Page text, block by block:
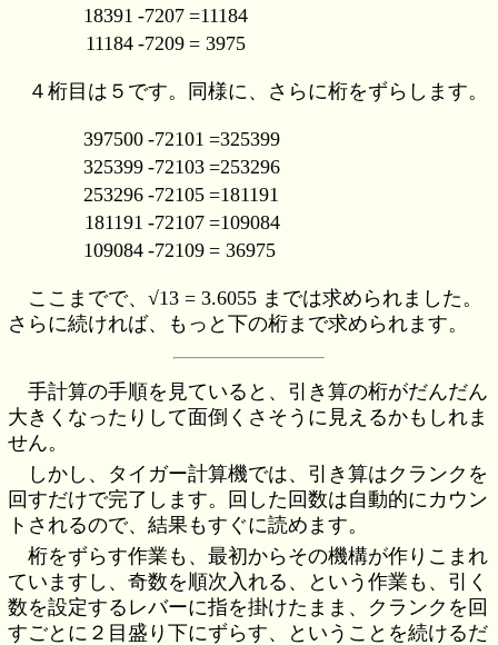
18391 -7207 =11184
11184 -7209 = 3975
４桁目は５です。同様に、さらに桁をずらします。
397500 -72101 =325399
325399 -72103 =253296
253296 -72105 =181191
181191 -72107 =109084
109084 -72109 = 36975
ここまでで、√13 = 3.6055 までは求められました。
さらに続ければ、もっと下の桁まで求められます。
手計算の手順を見ていると、引き算の桁がだんだん
大きくなったりして面倒くさそうに見えるかもしれま
せん。
しかし、タイガー計算機では、引き算はクランクを
回すだけで完了します。回した回数は自動的にカウン
トされるので、結果もすぐに読めます。
桁をずらす作業も、最初からその機構が作りこまれ
ていますし、奇数を順次入れる、という作業も、引く
数を設定するレバーに指を掛けたまま、クランクを回
すごとに２目盛り下にずらす、ということを続けるだ